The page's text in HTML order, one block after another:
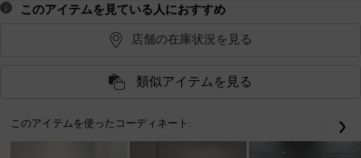
このアイテムを見ている人におすすめ
店舗の在庫状況を見る
類似アイテムを見る
このアイテムを使ったコーディネート: 戻る